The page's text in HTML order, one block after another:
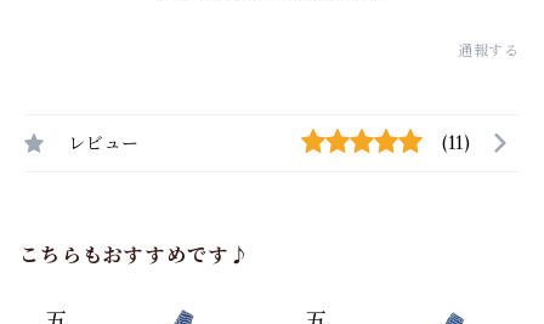
通報する
レビュー (11)
こちらもおすすめです♪